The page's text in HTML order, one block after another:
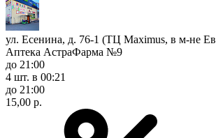
ул. Есенина, д. 76-1 (ТЦ Maximus, в м-не
Аптека АстраФарма №9
до 21:00
4 шт. в 00:21
до 21:00
15,00 р.